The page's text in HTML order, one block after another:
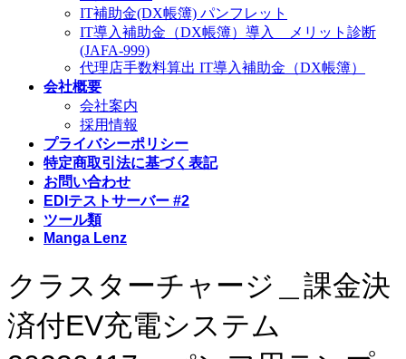
IT補助金(DX帳簿) パンフレット
IT導入補助金（DX帳簿）導入 メリット診断
(JAFA-999)
代理店手数料算出 IT導入補助金（DX帳簿）
会社概要
会社案内
採用情報
プライバシーポリシー
特定商取引法に基づく表記
お問い合わせ
EDIテストサーバー #2
ツール類
Manga Lenz
クラスターチャージ＿課金決
済付EV充電システム